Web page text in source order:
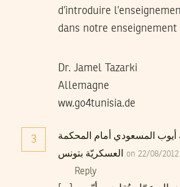
d’introduire
dans notre enseignement
Dr. Jamel Tazarki
Allemagne
ww.go4tunisia.de
3
المسعودي أمام المحكمة
العسكريّة بتونس
on 22/08/
Reply